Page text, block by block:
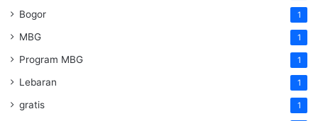
Bogor 1
MBG 1
Program MBG 1
Lebaran 1
gratis 1